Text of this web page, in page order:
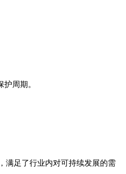
周期。
足了行业内对可持续发展的需